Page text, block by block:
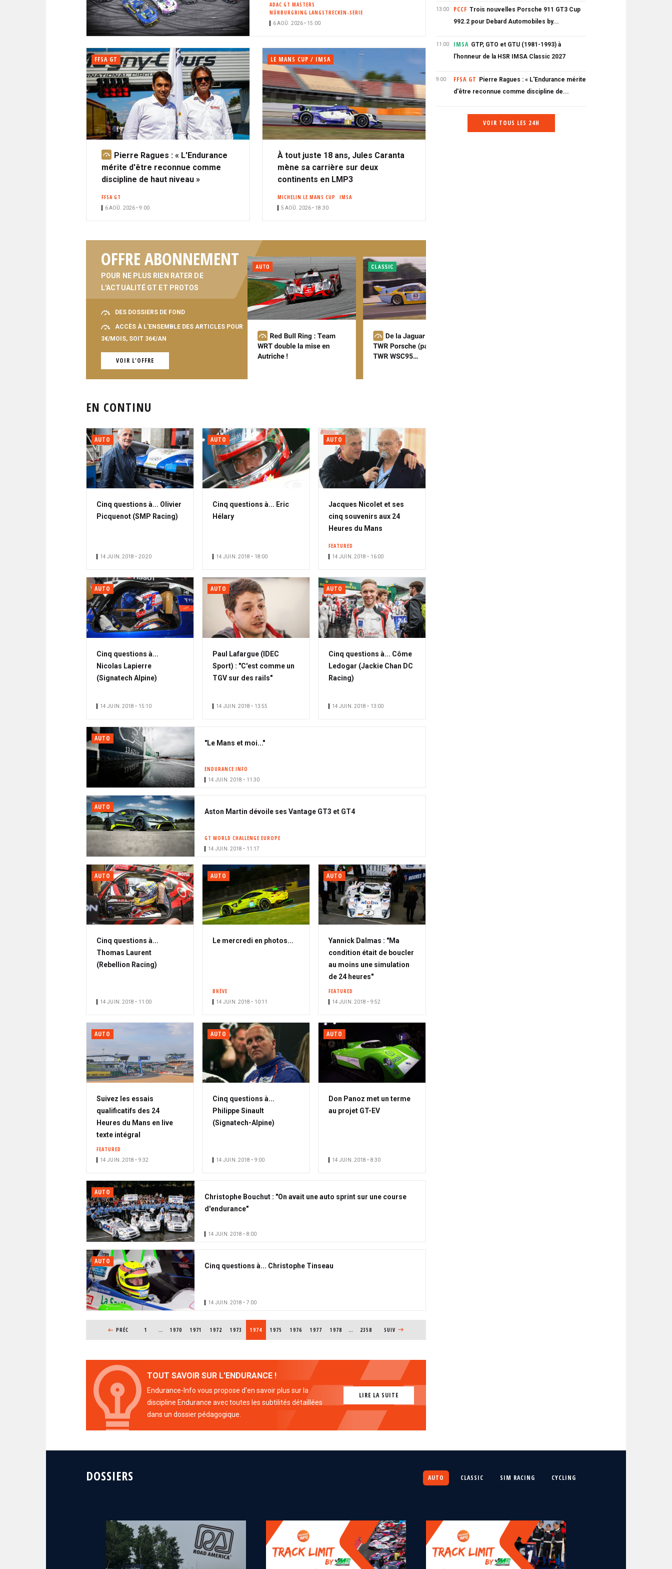
C
P
A
L
E
A
N
ADAC GT MASTERS
NÜRBURGRING LANGSTRECKEN-SERIE
6 AOÛ. 2026 • 15:00
FFSA GT
A
b
o
Pierre Ragues : « L'Endurance
mérite d'être reconnue comme
discipline de haut niveau »
FFSA GT
6 AOÛ. 2026 • 9:00
LE MANS CUP / IMSA
À tout juste 18 ans, Jules Caranta
mène sa carrière sur deux
continents en LMP3
MICHELIN LE MANS CUP IMSA
5 AOÛ. 2026 • 18:30
OFFRE ABONNEMENT
POUR NE PLUS RIEN RATER DE
L'ACTUALITÉ GT ET PROTOS
DES DOSSIERS DE FOND
ACCÈS À L'ENSEMBLE DES ARTICLES POUR
3€/MOIS, SOIT 36€/AN
VOIR L'OFFRE
EN CONTINU
AUTO
Cinq questions à... Olivier
Picquenot (SMP Racing)
14 JUIN. 2018 • 20:20
AUTO
Cinq questions à... Eric
Hélary
14 JUIN. 2018 • 18:00
AUTO
Jacques Nicolet et ses
cinq souvenirs aux 24
Heures du Mans
FEATURED
14 JUIN. 2018 • 16:00
AUTO
Cinq questions à...
Nicolas Lapierre
(Signatech Alpine)
14 JUIN. 2018 • 15:10
AUTO
Paul Lafargue (IDEC
Sport) : "C'est comme un
TGV sur des rails"
14 JUIN. 2018 • 13:55
AUTO
Cinq questions à... Côme
Ledogar (Jackie Chan DC
Racing)
14 JUIN. 2018 • 13:00
AUTO
"Le Mans et moi..."
ENDURANCE INFO
14 JUIN. 2018 • 11:30
AUTO
Aston Martin dévoile ses Vantage GT3 et GT4
GT WORLD CHALLENGE EUROPE
14 JUIN. 2018 • 11:17
AUTO
Cinq questions à...
Thomas Laurent
(Rebellion Racing)
14 JUIN. 2018 • 11:00
AUTO
Le mercredi en photos...
BRÈVE
14 JUIN. 2018 • 10:11
AUTO
Yannick Dalmas : "Ma
condition était de boucler
au moins une simulation
de 24 heures"
FEATURED
14 JUIN. 2018 • 9:52
AUTO
Suivez les essais
qualificatifs des 24
Heures du Mans en live
texte intégral
FEATURED
14 JUIN. 2018 • 9:32
AUTO
Cinq questions à...
Philippe Sinault
(Signatech-Alpine)
14 JUIN. 2018 • 9:00
AUTO
Don Panoz met un terme
au projet GT-EV
14 JUIN. 2018 • 8:30
AUTO
Christophe Bouchut : "On avait une auto sprint sur une course
d'endurance"
14 JUIN. 2018 • 8:00
AUTO
Cinq questions à... Christophe Tinseau
14 JUIN. 2018 • 7:00
PAGE PRÉCÉDENTE
PRÉC 1 … PAGE
1970 PAGE
1971 PAGE
1972 PAGE
1973 PAGE COURANTE
1974 PAGE
1975 PAGE
1976 PAGE
1977 PAGE
1978 … 2358 PAGE SUIVANTE
SUIV
TOUT SAVOIR SUR L'ENDURANCE !
Endurance-Info vous propose d'en savoir plus sur la
discipline Endurance avec toutes les subtilités détaillées
dans un dossier pédagogique.
LIRE LA SUITE
13:00 PCCF Trois nouvelles Porsche 911 GT3 Cup
992.2 pour Debard Automobiles by...
11:00 IMSA GTP, GTO et GTU (1981-1993) à
l'honneur de la HSR IMSA Classic 2027
9:00 FFSA GT Pierre Ragues : « L'Endurance mérite
d'être reconnue comme discipline de...
VOIR TOUS LES 24H
DOSSIERS AUTO CLASSIC SIM RACING CYCLING